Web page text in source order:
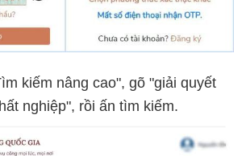
kiếm nâng cao", gõ "giải quyết
nghiệp", rồi ấn tìm kiếm.